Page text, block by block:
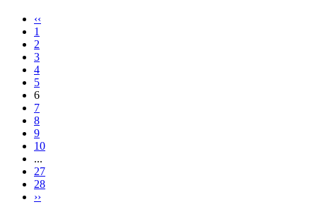
‹‹
1
2
3
4
5
6
7
8
9
10
...
27
28
››